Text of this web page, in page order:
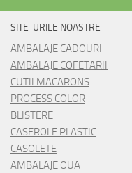
SITE-URILE NOASTRE
AMBALAJE CADOURI
AMBALAJE COFETARII
CUTII MACARONS
PROCESS COLOR
BLISTERE
CASEROLE PLASTIC
CASOLETE
AMBALAJE OUA